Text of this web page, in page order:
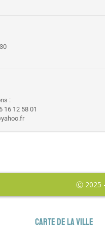
:
16 12 58 01
Ⓒ 2025
Carte de la ville